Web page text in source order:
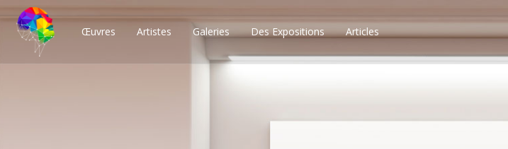
Œuvres Artistes Galeries Des Expositions Articles